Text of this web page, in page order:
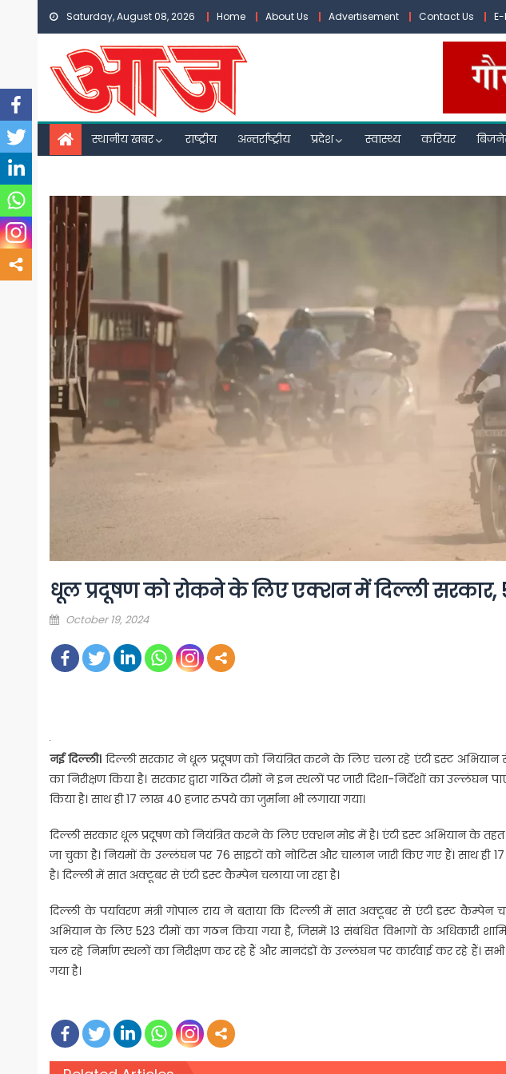
Skip
content
Saturday, August 08, 2026 Home About Us Advertisement Contact Us
स्थानीय खबर राष्ट्रीय अन्तर्राष्ट्रीय प्रदेश स्वास्थ्य करियर
धूल प्रदूषण को रोकने के लिए एक्शन में दिल्ली सरकार,
Posted
October 19, 2024
नई दिल्ली। दिल्ली सरकार ने धूल प्रदूषण को नियंत्रित करने के लिए चला रहे एंटी डस्ट
का निरीक्षण किया है। सरकार द्वारा गठित टीमों ने इन स्थलाें पर जारी दिशा-निर्देशों का
किया है। साथ ही 17 लाख 40 हजार रुपये का जुर्माना भी लगाया गया।
दिल्ली सरकार धूल प्रदूषण को नियंत्रित करने के लिए एक्शन मोड में है। एंटी डस्ट अभियान के
जा चुका है। नियमों के उल्लंघन पर 76 साइटों को नोटिस और चालान जारी किए गए हैं। साथ ही
है। दिल्ली में सात अक्टूबर से एंटी डस्ट कैम्पेन चलाया जा रहा है।
दिल्ली के पर्यावरण मंत्री गोपाल राय ने बताया कि दिल्ली में सात अक्टूबर से एंटी डस्ट
अभियान के लिए 523 टीमों का गठन किया गया है, जिसमें 13 संबंधित विभागों के अधिकारी
चल रहे निर्माण स्थलों का निरीक्षण कर रहे हैं और मानदंडों के उल्लंघन पर कार्रवाई कर रहे हैं। सभी
गया है।